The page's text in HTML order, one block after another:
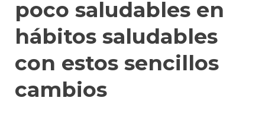
poco saludables en
hábitos saludables
con estos sencillos
cambios